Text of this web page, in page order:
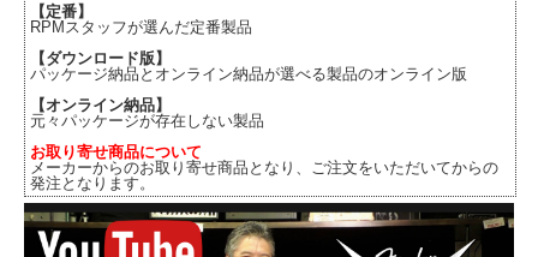
【定番】
RPMスタッフが選んだ定番製品
【ダウンロード版】
パッケージ納品とオンライン納品が選べる製品のオンライン版
【オンライン納品】
元々パッケージが存在しない製品
お取り寄せ商品について
メーカーからのお取り寄せ商品となり、ご注文をいただいてからの
発注となります。